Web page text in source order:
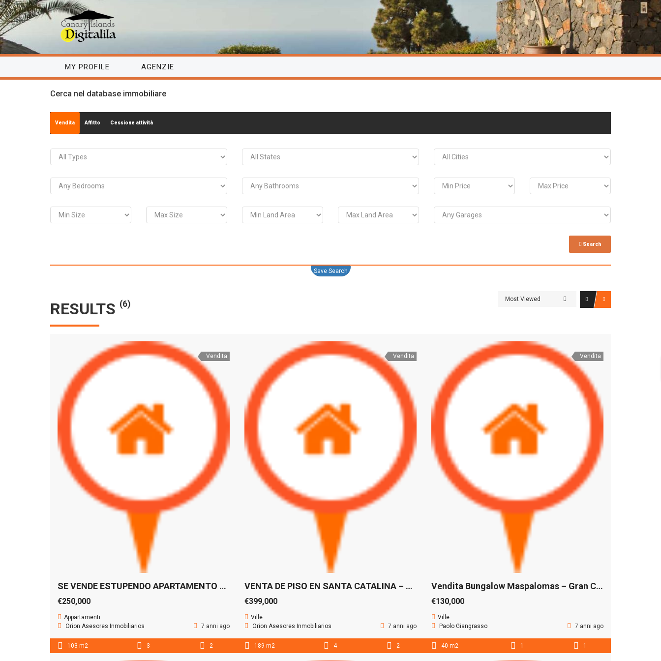
MY PROFILE AGENZIE
Cerca nel database immobiliare
Vendita Affitto Cessione attività
Search
Save Search
RESULTS (6) Most Viewed
Vendita
SE VENDE ESTUPENDO APARTAMENTO EN SANTA CATALINA – LAS PALMAS
€250,000
Appartamenti
Orion Asesores Inmobiliarios
7 anni ago
103 m2 3 2
Vendita
VENTA DE PISO EN SANTA CATALINA – CANTERAS- LAS PALMAS DE GRAN CANARIA
€399,000
Ville
Orion Asesores Inmobiliarios
7 anni ago
189 m2 4 2
Vendita
Vendita Bungalow Maspalomas – Gran Canaria –
€130,000
Ville
Paolo Giangrasso
7 anni ago
40 m2 1 1